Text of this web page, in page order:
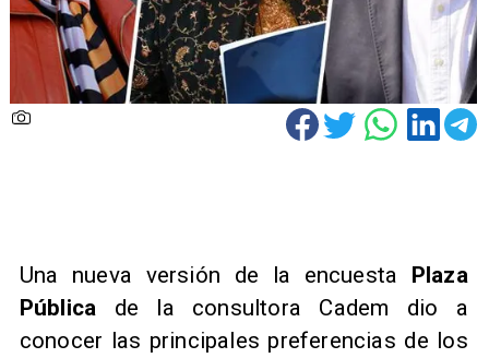
Una nueva versión de la encuesta Plaza
Pública de la consultora Cadem dio a
conocer las principales preferencias de los